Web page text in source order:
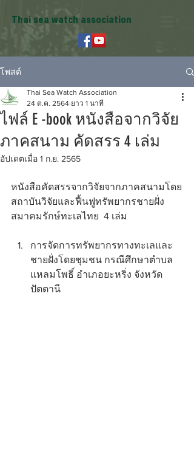
Thai sea watch association
โพสต์
ไฟล์ E -book หนังสือจากวิจัย
ภาคสนาม คัดสรร 4 เล่ม
Thai Sea Watch Association
24 ต.ค. 2564 ยาว 1 นาที
อัปเดตเมื่อ 1 ก.ย. 2565
หนังสือคัดสรรจากวิจัยจากภาคสนามโดย
สถาบันวิจัยและฟื้นฟูทรัพยากรชายฝั่ง
สมาคมรักษ์ทะเลไทย  4 เล่ม
การจัดการทรัพยากรทางทะเลและ
ชายฝั่งโดยชุมชน กรณีศึกษาตำบล
แหลมโพธิ์ อำเภอยะหริ่ง จังหวัด
ปัตตานี